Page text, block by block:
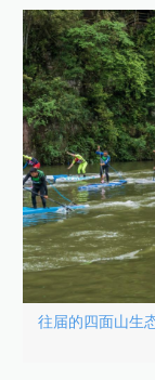
往届的四面山生